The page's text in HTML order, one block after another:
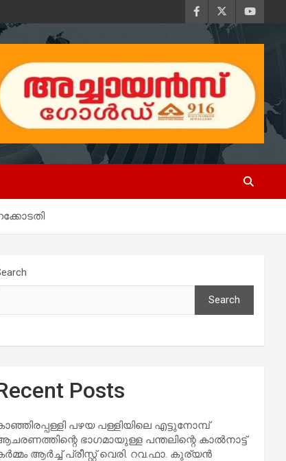
Search
Posts
പഴയ പള്ളിയിലെ എട്ടുനോമ്പ്
ഭാഗമായുള്ള പന്തലിന്റെ കാൽനാട്ട്
ആർച്ച് പ്രീസ്റ്റ് വെരി. റവ.ഫാ. കുര്യൻ